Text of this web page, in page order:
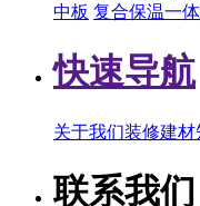
中板 复合保温一
快速导航
关于我们装修建材
联系我们